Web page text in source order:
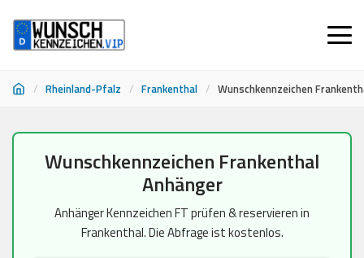
/ Rheinland-Pfalz / Frankenthal / Wunschkennzeichen
Wunschkennzeichen Frankenthal
Anhänger
Anhänger Kennzeichen FT prüfen & reservieren in
Frankenthal. Die Abfrage ist kostenlos.